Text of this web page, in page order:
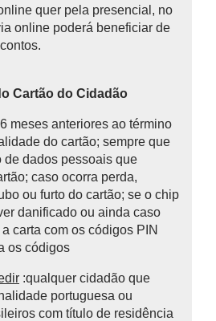
quer pela presencial, no
online poderá beneficiar de
Cartão do Cidadão
meses anteriores ao término
do cartão; sempre que
de dados pessoais que
caso ocorra perda,
ou furto do cartão; se o chip
danificado ou ainda caso
carta com os códigos PIN
os códigos
:qualquer cidadão que
portuguesa ou
com título de residência